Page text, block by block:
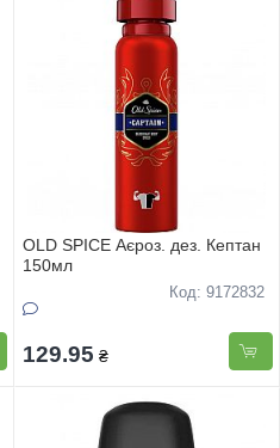
OLD SPICE Аєроз. дез. Кептан
150мл
Код: 9172832
129.95 ₴